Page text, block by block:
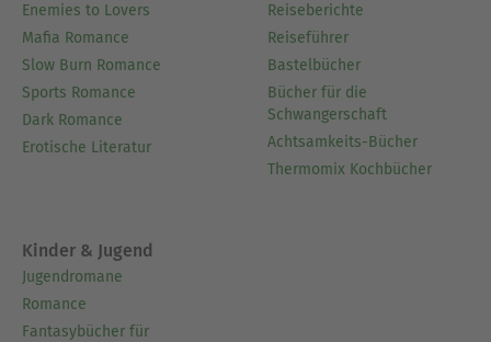
Enemies to Lovers
Mafia Romance
Slow Burn Romance
Sports Romance
Dark Romance
Erotische Literatur
Reiseberichte
Reiseführer
Bastelbücher
Bücher für die
Schwangerschaft
Achtsamkeits-Bücher
Thermomix Kochbücher
Kinder & Jugend
Jugendromane
Romance
Fantasybücher für